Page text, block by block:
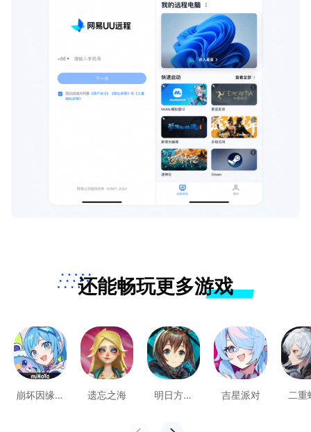
还能畅玩更多游戏
崩坏因缘精
遗忘之海
明日方舟
吉星派对 二重